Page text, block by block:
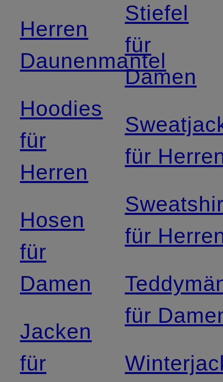
Herren
Daunenmantel
Hoodies
für
Herren
Hosen
für
Damen
Jacken
für
Stiefel
für
Damen
für
für
für